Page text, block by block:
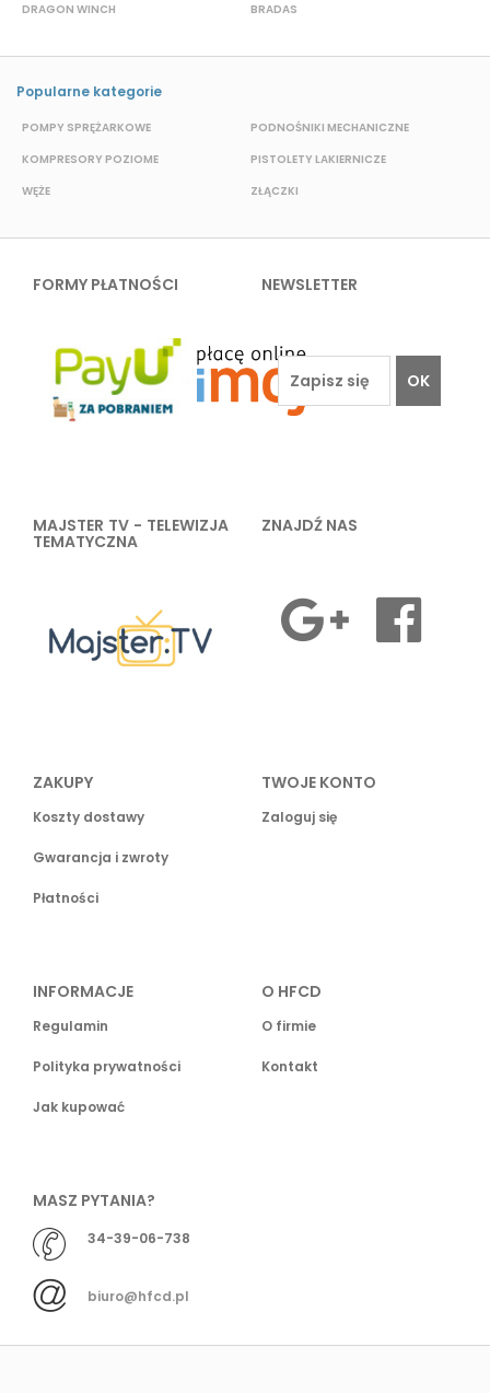
DRAGON WINCH
BRADAS
Popularne kategorie
POMPY SPRĘŻARKOWE
KOMPRESORY POZIOME
WĘŻE
PODNOŚNIKI MECHANICZNE
PISTOLETY LAKIERNICZE
ZŁĄCZKI
FORMY PŁATNOŚCI NEWSLETTER
OK
MAJSTER TV - TELEWIZJA
TEMATYCZNA
ZNAJDŹ NAS
ZAKUPY
Koszty dostawy
Gwarancja i zwroty
Płatności
TWOJE KONTO
Zaloguj się
INFORMACJE
Regulamin
Polityka prywatności
Jak kupować
O HFCD
O firmie
Kontakt
MASZ PYTANIA?
34-39-06-738
biuro@hfcd.pl